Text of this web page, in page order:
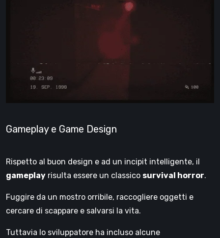
Gameplay e Game Design
Rispetto al buon design e ad un incipit intelligente, il
gameplay risulta essere un classico survival horror.
Fuggire da un mostro orribile, raccogliere oggetti e
cercare di scappare e salvarsi la vita.
Tuttavia lo sviluppatore ha incluso alcune